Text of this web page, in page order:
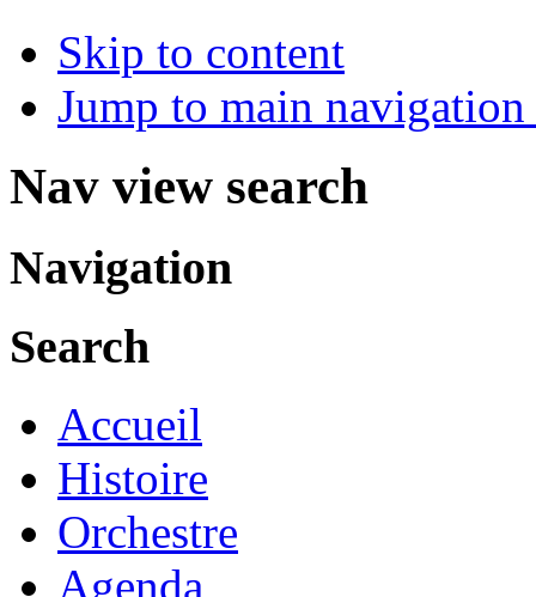
Skip to content
Jump to main
Nav view search
Navigation
Search
Accueil
Histoire
Orchestre
Agenda